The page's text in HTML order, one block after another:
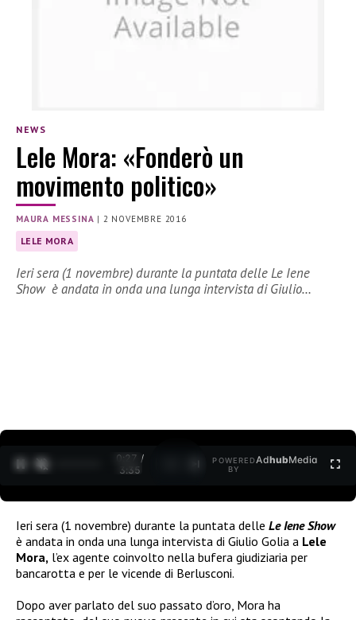
NEWS
Lele Mora: «Fonderò un
movimento politico»
MAURA MESSINA | 2 NOVEMBRE 2016
LELE MORA
Ieri sera (1 novembre) durante la puntata delle Le Iene
Show è andata in onda una lunga intervista di Giulio…
0:28 /
3:35
POWERED
BY
AdhubMedia
Ieri sera (1 novembre) durante la puntata delle Le Iene Show
è andata in onda una lunga intervista di Giulio Golia a Lele
Mora, l’ex agente coinvolto nella bufera giudiziaria per
bancarotta e per le vicende di Berlusconi.
Dopo aver parlato del suo passato d’oro, Mora ha